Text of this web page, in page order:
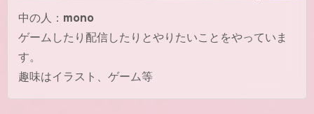
中の人： mono
ゲームしたり配信したりとやりたいことをやっていま
す。
趣味はイラスト、ゲーム等